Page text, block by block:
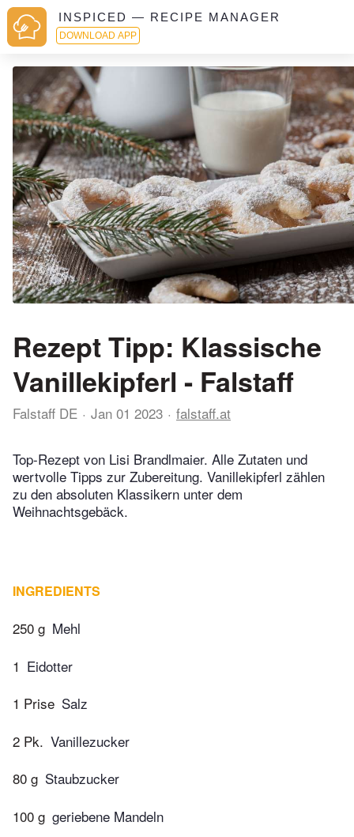
INSPICED — RECIPE MANAGER
DOWNLOAD APP
Rezept Tipp: Klassische
Vanillekipferl - Falstaff
Falstaff DE Jan 01 2023 falstaff.at
Top-Rezept von Lisi Brandlmaier. Alle Zutaten und
wertvolle Tipps zur Zubereitung. Vanillekipferl zählen
zu den absoluten Klassikern unter dem
Weihnachtsgebäck.
INGREDIENTS
250 g Mehl
1 Eidotter
1 Prise Salz
2 Pk. Vanillezucker
80 g Staubzucker
100 g geriebene Mandeln